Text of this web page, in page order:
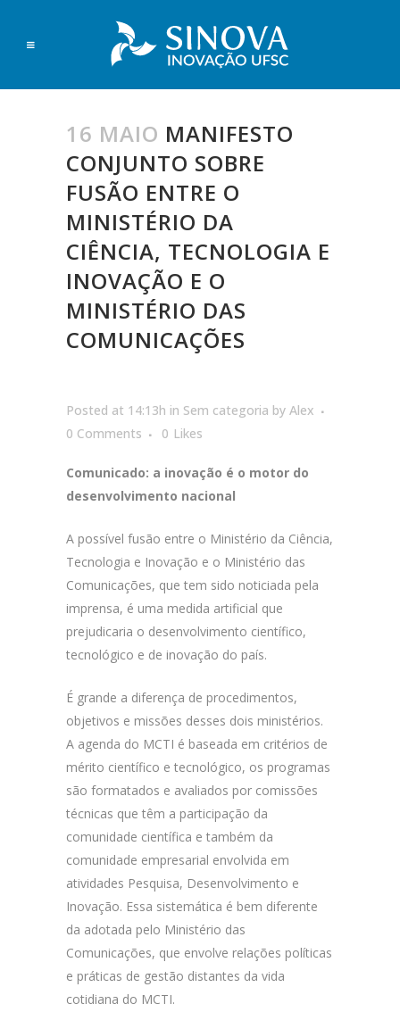
16 MAIO MANIFESTO
CONJUNTO SOBRE
FUSÃO ENTRE O
MINISTÉRIO DA
CIÊNCIA, TECNOLOGIA E
INOVAÇÃO E O
MINISTÉRIO DAS
COMUNICAÇÕES
Posted at 14:13h in Sem categoria by Alex
0 Comments
0 Likes
Comunicado: a inovação é o motor do
desenvolvimento nacional
A possível fusão entre o Ministério da Ciência,
Tecnologia e Inovação e o Ministério das
Comunicações, que tem sido noticiada pela
imprensa, é uma medida artificial que
prejudicaria o desenvolvimento científico,
tecnológico e de inovação do país.
É grande a diferença de procedimentos,
objetivos e missões desses dois ministérios.
A agenda do MCTI é baseada em critérios de
mérito científico e tecnológico, os programas
são formatados e avaliados por comissões
técnicas que têm a participação da
comunidade científica e também da
comunidade empresarial envolvida em
atividades Pesquisa, Desenvolvimento e
Inovação. Essa sistemática é bem diferente
da adotada pelo Ministério das
Comunicações, que envolve relações políticas
e práticas de gestão distantes da vida
cotidiana do MCTI.